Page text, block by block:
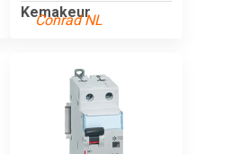
Kemakeur
Conrad NL